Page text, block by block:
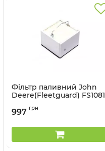
Фільтр паливний John
Deere(Fleetguard) FS1081
997 грн